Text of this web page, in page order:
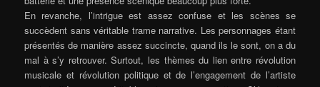
En revanche, l’intrigue est assez confuse et les scènes se
succèdent sans véritable trame narrative. Les personnages étant
présentés de manière assez succincte, quand ils le sont, on a du
mal à s’y retrouver. Surtout, les thèmes du lien entre révolution
musicale et révolution politique et de l’engagement de l’artiste